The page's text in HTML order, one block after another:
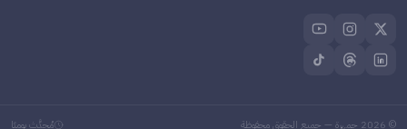
©
2026 جمهرة — جميع الحقوق محفوظة مُحدَّث يوميًا